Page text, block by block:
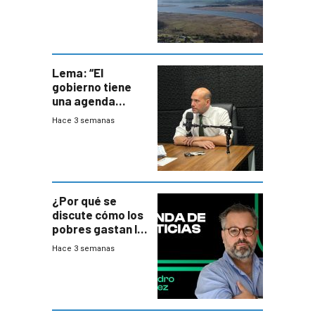
Lema: “El
gobierno tiene
una agenda
destructiva”
Hace 3 semanas
¿Por qué se
discute cómo los
pobres gastan la
plata?
Hace 3 semanas